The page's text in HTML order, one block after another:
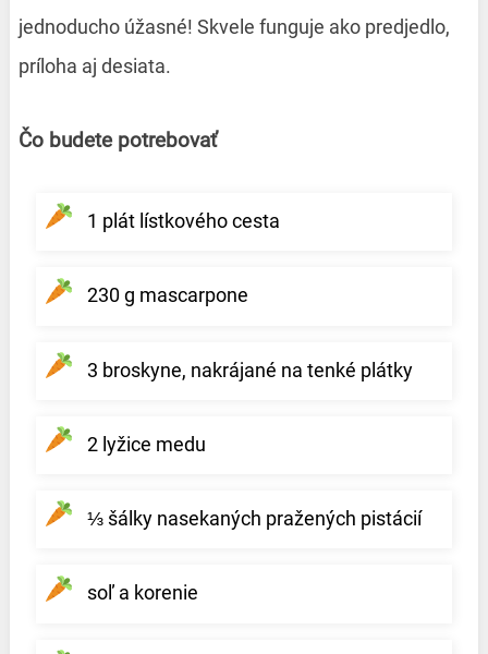
jednoducho úžasné! Skvele funguje ako predjedlo,
príloha aj desiata.
Čo budete potrebovať
1 plát lístkového cesta
230 g mascarpone
3 broskyne, nakrájané na tenké plátky
2 lyžice medu
⅓ šálky nasekaných pražených pistácií
soľ a korenie